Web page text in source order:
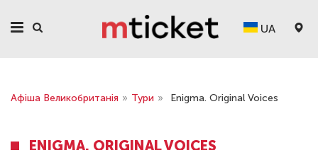
UA
Афіша Великобританія » Тури » Enigma. Original Voices
ENIGMA. ORIGINAL VOICES